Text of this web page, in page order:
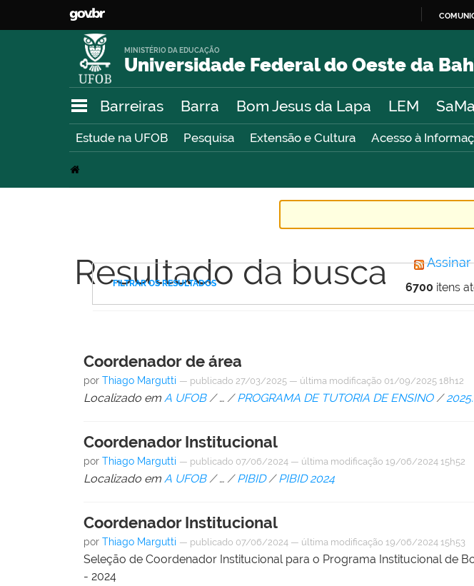
Universidade Federal do Oeste da
MINISTÉRIO DA EDUCAÇÃO
Barreiras Barra Bom Jesus da Lapa LEM
Estude na UFOB Pesquisa Extensão e Cultura Acesso à
Resultado da busca 6700 itens
FILTRAR OS RESULTADOS
Coordenador de área
porThiago Margutti — publicado 27/03/2025 — última modificação 01/09/2025 18h12
Localizado em A UFOB /…/PROGRAMA DE TUTORIA DE ENSINO /
Coordenador Institucional
porThiago Margutti — publicado 07/06/2024 — última modificação 19/06/2024 15h52
Localizado em A UFOB /…/PIBID /PIBID 2024
Coordenador Institucional
porThiago Margutti — publicado 07/06/2024 — última modificação 19/06/2024 15h53
Seleção de Coordenador Institucional para o Programa Institucional de
- 2024